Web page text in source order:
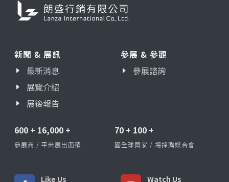
新聞 & 展訊
最新消息
展覽介紹
展後報告
參展 & 參觀
參展諮詢
600 + 16,000 +
參展商 / 平米展出面積
70 + 100 +
國全球買家 / 場採購媒合會
Like Us Watch Us